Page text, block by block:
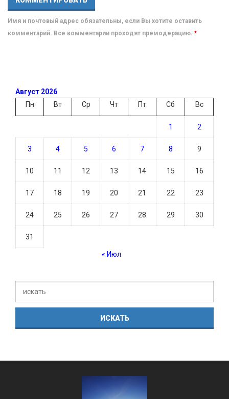
Имя и почтовый адрес обязательны, если Вы хотите оставить
комментарий. Все комментарии проходят премодерацию. *
Август 2026
Пн
Вт Ср Чт Пт Сб Вс
1 2
3 4 5 6 7 8 9
10 11 12 13 14 15 16
17 18 19 20 21 22 23
24 25 26 27 28 29 30
31
« Июл